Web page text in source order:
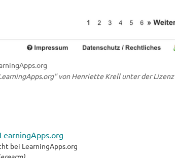
von Henriette Krell unter der Lizenz
bei LearningApps.org